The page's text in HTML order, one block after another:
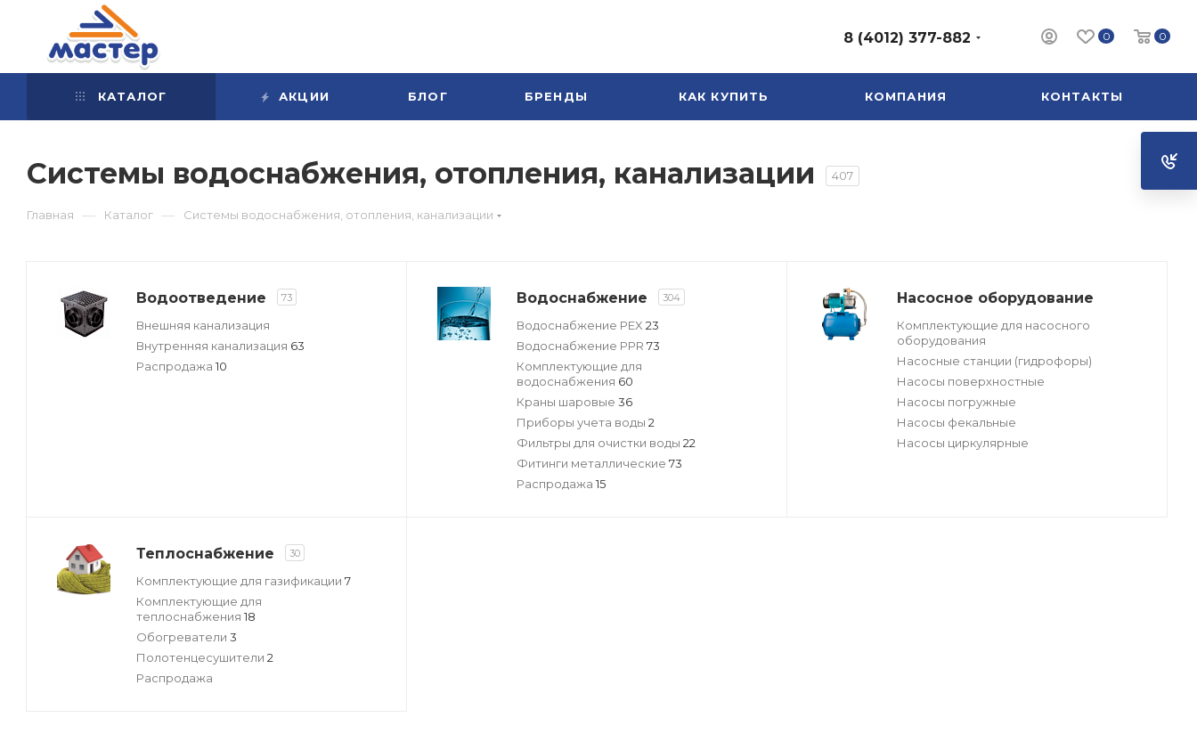
0 0
8 (4012) 377-882
КАТАЛОГ АКЦИИ БЛОГ БРЕНДЫ КАК КУПИТЬ КОМПАНИЯ КОНТАКТЫ
Системы водоснабжения, отопления, канализации 407
Главная — Каталог — Системы водоснабжения, отопления, канализации
Водоотведение 73
Внешняя канализация
Внутренняя канализация 63
Распродажа 10
Водоснабжение 304
Водоснабжение PEX 23
Водоснабжение PPR 73
Комплектующие для
водоснабжения 60
Краны шаровые 36
Приборы учета воды 2
Фильтры для очистки воды 22
Фитинги металлические 73
Распродажа 15
Насосное оборудование
Комплектующие для насосного
оборудования
Насосные станции (гидрофоры)
Насосы поверхностные
Насосы погружные
Насосы фекальные
Насосы циркулярные
Теплоснабжение 30
Комплектующие для газификации 7
Комплектующие для
теплоснабжения 18
Обогреватели 3
Полотенцесушители 2
Распродажа